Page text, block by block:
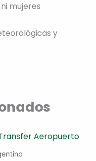
mujeres
y